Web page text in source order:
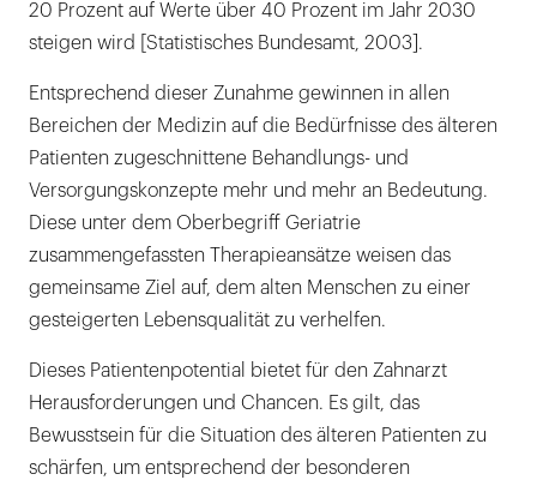
Erweiterbarkeit
Schlussfolgerung
Zusammenfassung und Ausblick
20 Prozent auf Werte über 40 Prozent im Jahr 2030
steigen wird [Statistisches Bundesamt, 2003].
Entsprechend dieser Zunahme gewinnen in allen
Bereichen der Medizin auf die Bedürfnisse des älteren
Patienten zugeschnittene Behandlungs- und
Versorgungskonzepte mehr und mehr an Bedeutung.
Diese unter dem Oberbegriff Geriatrie
zusammengefassten Therapieansätze weisen das
gemeinsame Ziel auf, dem alten Menschen zu einer
gesteigerten Lebensqualität zu verhelfen.
Dieses Patientenpotential bietet für den Zahnarzt
Herausforderungen und Chancen. Es gilt, das
Bewusstsein für die Situation des älteren Patienten zu
schärfen, um entsprechend der besonderen